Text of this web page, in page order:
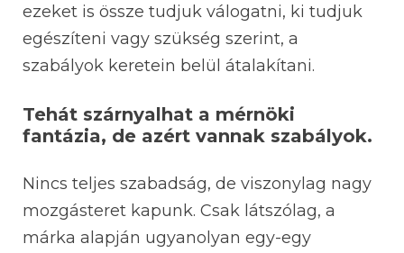
ezeket is össze tudjuk válogatni, ki tudjuk
egészíteni vagy szükség szerint, a
szabályok keretein belül átalakítani.
Tehát szárnyalhat a mérnöki
fantázia, de azért vannak szabályok.
Nincs teljes szabadság, de viszonylag nagy
mozgásteret kapunk. Csak látszólag, a
márka alapján ugyanolyan egy-egy